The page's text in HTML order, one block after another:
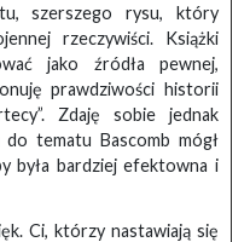
szerszego rysu, który
rzeczywiści. Książki
jako źródła pewnej,
prawdziwości historii
Zdaję sobie jednak
tematu Bascomb mógł
była bardziej efektowna i
Ci, którzy nastawiają się